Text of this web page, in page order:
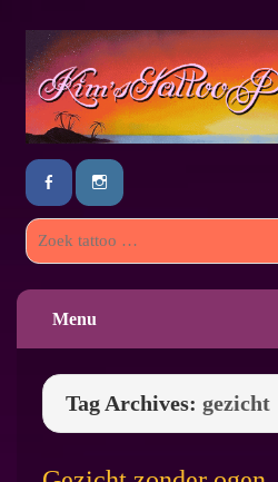
Menu
Tag Archives: gezicht